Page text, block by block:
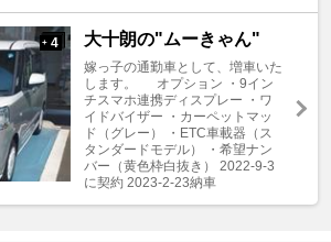
+ 4 大十朗の"ムーきゃん"
嫁っ子の通勤車として、増車いた
します。 オプション ・9イン
チスマホ連携ディスプレー ・ワ
イドバイザー ・カーペットマッ
ド（グレー） ・ETC車載器（ス
タンダードモデル） ・希望ナン
バー（黄色枠白抜き） 2022-9-3
に契約 2023-2-23納車